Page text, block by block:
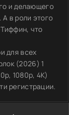
и делающего
в роли этого
что
для всех
(2026) 1
1080p, 4K)
регистрации.